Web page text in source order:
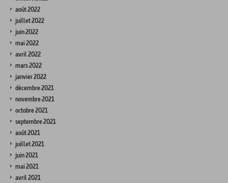
août 2022
juillet 2022
juin 2022
mai 2022
avril 2022
mars 2022
janvier 2022
décembre 2021
novembre 2021
octobre 2021
septembre 2021
août 2021
juillet 2021
juin 2021
mai 2021
avril 2021